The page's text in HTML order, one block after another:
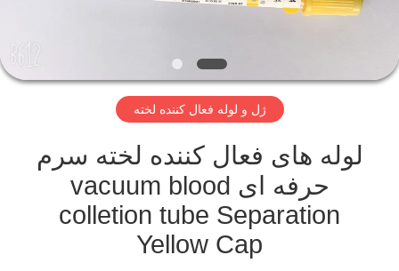
کنترل
تماس
ژل و لوله فعال کننده لخته
لوله های فعال کننده لخته سرم
حرفه ای vacuum blood
colletion tube Separation
Yellow Cap